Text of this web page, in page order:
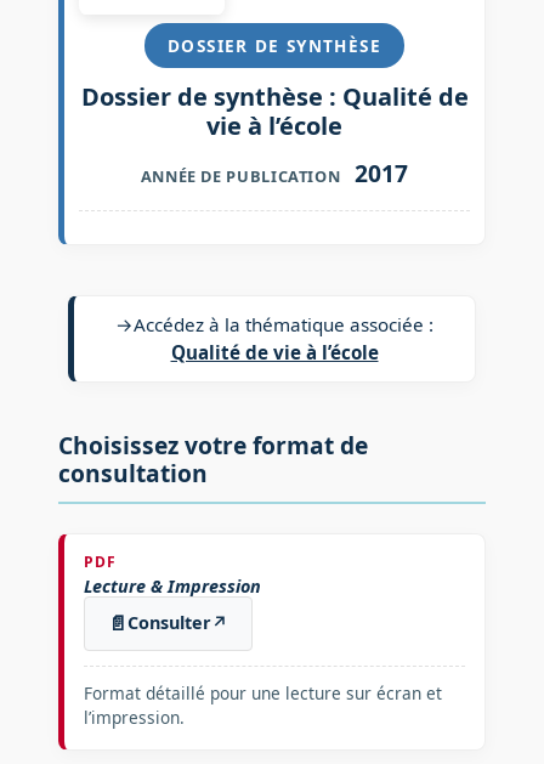
DOSSIER DE SYNTHÈSE
Dossier de synthèse : Qualité de
vie à l’école
ANNÉE DE PUBLICATION 2017
→Accédez à la thématique associée :
Qualité de vie à l’école
Choisissez votre format de
consultation
PDF
Lecture & Impression
📄Consulter↗
Format détaillé pour une lecture sur écran et
l’impression.